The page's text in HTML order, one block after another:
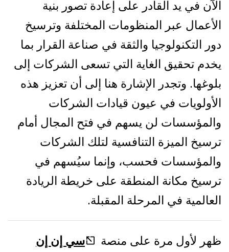
الآن في يد القادر على إعادة تصور بنية
الأعمال عبر المنظومات المختلفة وترسيخ
دور التكنولوجيا والثقة في صناعة القرار بما
يخدم تحقيق الغاية التي تسعى الشركات إلى
بلوغها. وتجدر الإشارة هنا إلى أن تعزيز هذه
الأولويات في عيون قيادات الشركات
والمؤسسات لن يسهم في فتح المجال أمام
ترسيخ الميزة التنافسية لتلك الشركات
والمؤسسات فحسب، وإنما سيُسهم في
ترسيخ مكانة المنطقة على خريطة الريادة
العالمية في المرحلة المقبلة.
ظهر لأول مرة على منصة
سي إن إن